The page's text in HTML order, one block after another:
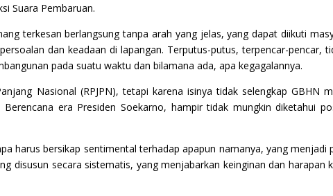
Suara Pembaruan.
terkesan berlangsung tanpa arah yang jelas, yang dapat diikuti
dan keadaan di lapangan. Terputus-putus, terpencar-pencar,
pada suatu waktu dan bilamana ada, apa kegagalannya.
Nasional (RPJPN), tetapi karena isinya tidak selengkap GBHN
era Presiden Soekarno, hampir tidak mungkin diketahui
harus bersikap sentimental terhadap apapun namanya, yang menjadi
disusun secara sistematis, yang menjabarkan keinginan dan harapan